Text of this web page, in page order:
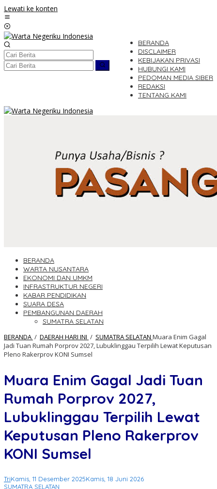
Lewati ke konten
BERANDA
DISCLAIMER
KEBIJAKAN PRIVASI
HUBUNGI KAMI
PEDOMAN MEDIA SIBER
REDAKSI
TENTANG KAMI
BERANDA
WARTA NUSANTARA
EKONOMI DAN UMKM
INFRASTRUKTUR NEGERI
KABAR PENDIDIKAN
SUARA DESA
PEMBANGUNAN DAERAH
SUMATRA SELATAN
BERANDA / DAERAH HARI INI / SUMATRA SELATAN Muara Enim Gagal
Jadi Tuan Rumah Porprov 2027, Lubuklinggau Terpilih Lewat Keputusan
Pleno Rakerprov KONI Sumsel
Muara Enim Gagal Jadi Tuan
Rumah Porprov 2027,
Lubuklinggau Terpilih Lewat
Keputusan Pleno Rakerprov
KONI Sumsel
TriKamis, 11 Desember 2025Kamis, 18 Juni 2026
SUMATRA SELATAN